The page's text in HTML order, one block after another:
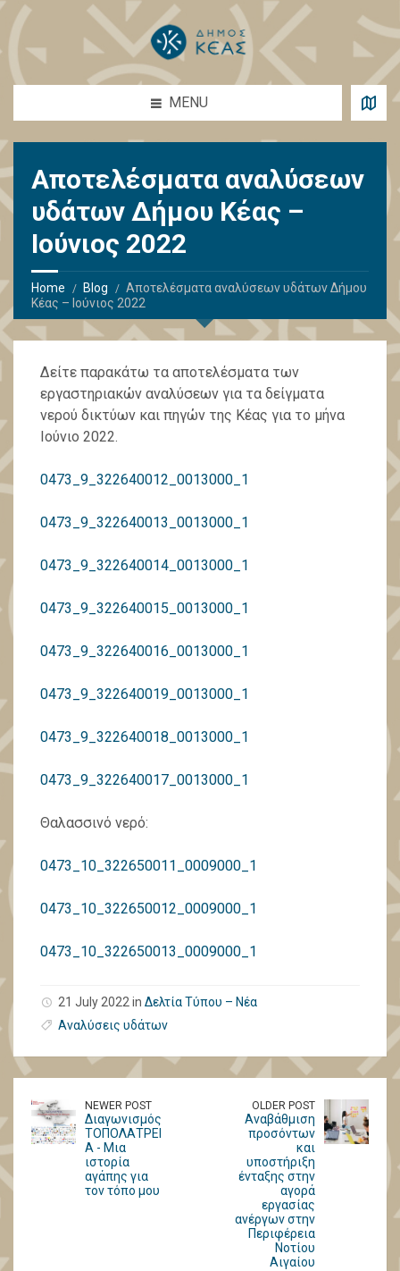
MENU
Αποτελέσματα αναλύσεων
υδάτων Δήμου Κέας –
Ιούνιος 2022
Home Blog
Αποτελέσματα αναλύσεων υδάτων Δήμου
Κέας – Ιούνιος 2022
Δείτε παρακάτω τα αποτελέσματα των
εργαστηριακών αναλύσεων για τα δείγματα
νερού δικτύων και πηγών της Κέας για το μήνα
Ιούνιο 2022.
0473_9_322640012_0013000_1
0473_9_322640013_0013000_1
0473_9_322640014_0013000_1
0473_9_322640015_0013000_1
0473_9_322640016_0013000_1
0473_9_322640019_0013000_1
0473_9_322640018_0013000_1
0473_9_322640017_0013000_1
Θαλασσινό νερό:
0473_10_322650011_0009000_1
0473_10_322650012_0009000_1
0473_10_322650013_0009000_1
21 July 2022 in Δελτία Τύπου – Νέα
Αναλύσεις υδάτων
NEWER POST
Διαγωνισμός
ΤΟΠΟΛΑΤΡΕΙ
Α - Μια
ιστορία
αγάπης για
τον τόπο μου
OLDER POST
Αναβάθμιση
προσόντων
και
υποστήριξη
ένταξης στην
αγορά
εργασίας
ανέργων στην
Περιφέρεια
Νοτίου
Αιγαίου